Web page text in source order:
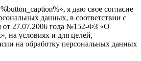
я даю свое согласие
данных, в соответствии с
от 27.07.2006 года №152-ФЗ «О
на условиях и для целей,
на обработку персональных данных